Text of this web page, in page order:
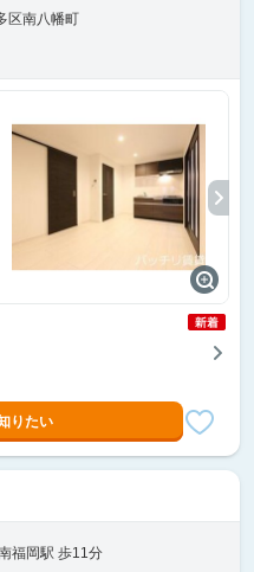
区南八幡町
りたい
福岡駅 歩11分